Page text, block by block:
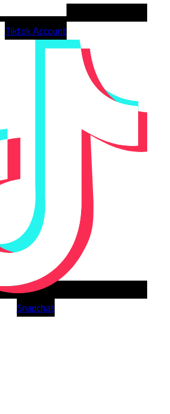
Tiktok Account
Snapchat